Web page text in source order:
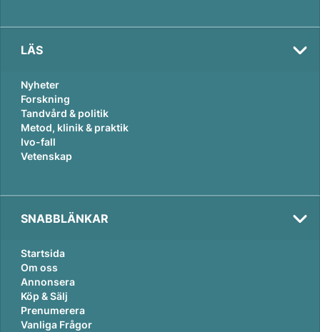
LÄS
Nyheter
Forskning
Tandvård & politik
Metod, klinik & praktik
Ivo-fall
Vetenskap
SNABBLÄNKAR
Startsida
Om oss
Annonsera
Köp & Sälj
Prenumerera
Vanliga Frågor